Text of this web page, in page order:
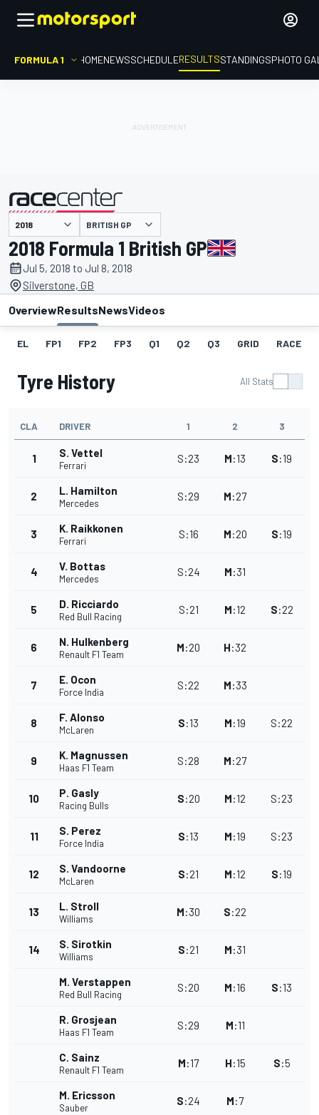
FORMULA 1 HOMENEWSSCHEDULERESULTSSTANDINGSPHOTO
presented by BRITISH GP
2018 Formula 1 British GP
Jul 5, 2018 to Jul 8, 2018
Silverstone, GB
OverviewResultsNewsVideos
EL FP1 FP2 FP3 Q1 Q2 Q3 GRID RACE
Tyre History All Stats
CLA DRIVER 1 2 3
1 S. Vettel
Ferrari
S:23 M:13 S:19
2 L. Hamilton
Mercedes
S:29 M:27
3 K. Raikkonen
Ferrari
S:16 M:20 S:19
4 V. Bottas
Mercedes
S:24 M:31
5 D. Ricciardo
Red Bull Racing
S:21 M:12 S:22
6 N. Hulkenberg
Renault F1 Team
M:20 H:32
7 E. Ocon
Force India
S:22 M:33
8 F. Alonso
McLaren
S:13 M:19 S:22
9 K. Magnussen
Haas F1 Team
S:28 M:27
10 P. Gasly
Racing Bulls
S:20 M:12 S:23
11 S. Perez
Force India
S:13 M:19 S:23
12 S. Vandoorne
McLaren
S:21 M:12 S:19
13 L. Stroll
Williams
M:30 S:22
14 S. Sirotkin
Williams
S:21 M:31
M. Verstappen
Red Bull Racing
S:20 M:16 S:13
R. Grosjean
Haas F1 Team
S:29 M:11
C. Sainz
Renault F1 Team
M:17 H:15 S:5
M. Ericsson
Sauber
S:24 M:7